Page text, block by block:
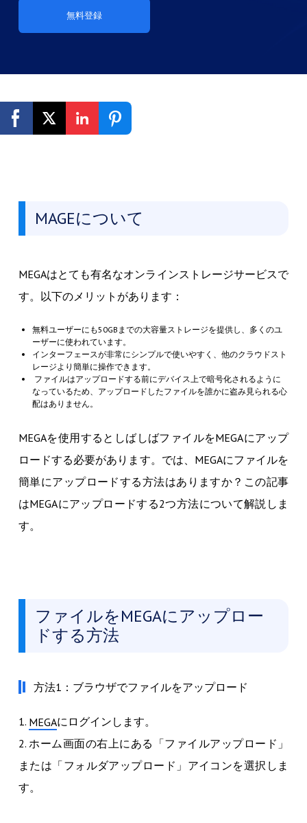
無料登録
MAGEについて
MEGAはとても有名なオンラインストレージサービスで
す。以下のメリットがあります：
無料ユーザーにも50GBまでの大容量ストレージを提供し、多くのユ
ーザーに使われています。
インターフェースが非常にシンプルで使いやすく、他のクラウドスト
レージより簡単に操作できます。
ファイルはアップロードする前にデバイス上で暗号化されるように
なっているため、アップロードしたファイルを誰かに盗み見られる心
配はありません。
MEGAを使用するとしばしばファイルをMEGAにアップ
ロードする必要があります。では、MEGAにファイルを
簡単にアップロードする方法はありますか？この記事
はMEGAにアップロードする2つ方法について解説しま
す。
ファイルをMEGAにアップロー
ドする方法
方法1：ブラウザでファイルをアップロード
1. MEGAにログインします。
2. ホーム画面の右上にある「ファイルアップロード」
または「フォルダアップロード」アイコンを選択しま
す。